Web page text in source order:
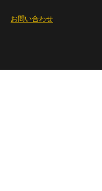
お問い合わせ